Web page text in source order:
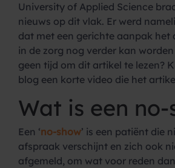
University of Applied Science
nieuws op dit vlak. Er werd
dat met een gerichte aanpak het
in de zorg nog verder kan
geen tijd om dit artikel te lezen?
blog een korte video die het
Wat is een no-
Een ‘no-show’ is een patiënt die
afspraak verschijnt en zich ook
afgemeld, om wat voor reden